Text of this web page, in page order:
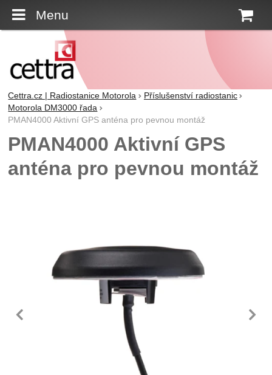
Menu
Cettra.cz | Radiostanice Motorola
Příslušenství radiostanic
Motorola DM3000 řada
PMAN4000 Aktivní GPS anténa pro pevnou montáž
PMAN4000 Aktivní GPS
anténa pro pevnou montáž
předchozí